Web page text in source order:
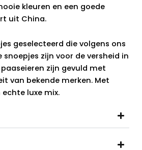
kleuren en een goede
uit China.
geselecteerd die volgens ons
snoepjes zijn voor de versheid in
zijn gevuld met
van bekende merken. Met
luxe mix.